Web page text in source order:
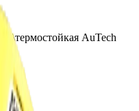
AuTech